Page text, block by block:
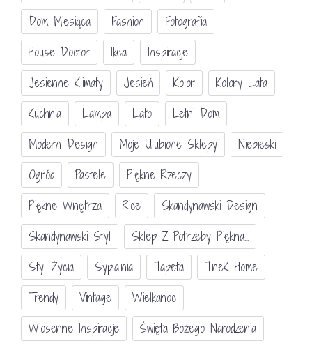
Dom Miesiąca
Fashion
Fotografia
House Doctor
Ikea
Inspiracje
Jesienne Klimaty
Jesień Kolor
Kolory Lata
Kuchnia
Lampa Lato
Letni Dom
Modern Design
Moje Ulubione Sklepy
Niebieski
Ogród
Pastele
Piękne Rzeczy
Piękne Wnętrza
Rice
Skandynawski Design
Skandynawski Styl
Sklep Z Potrzeby Piękna...
Styl Życia
Sypialnia Tapeta
TineK Home
Trendy
Vintage
Wielkanoc
Wiosenne Inspiracje
Święta Bożego Narodzenia